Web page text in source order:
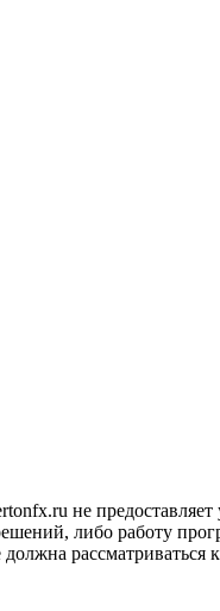
не
либо работу
рассматриваться